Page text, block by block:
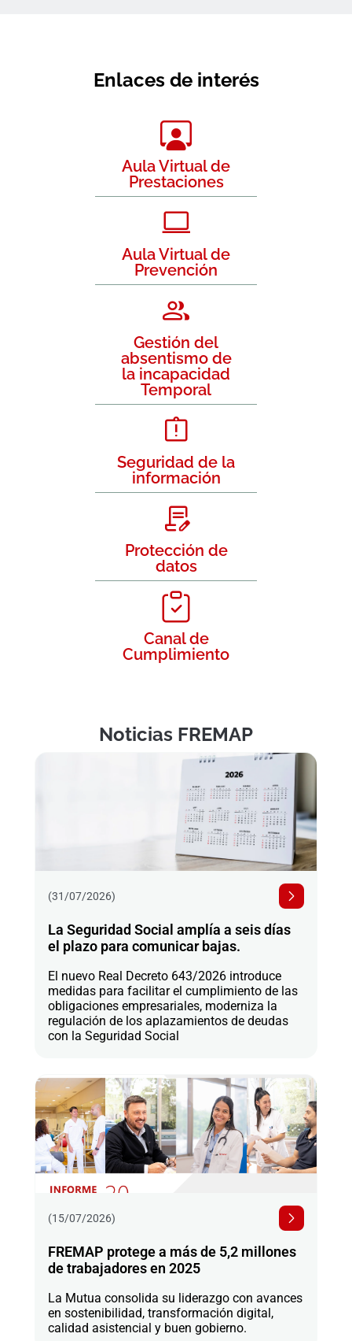
Enlaces de interés
Aula Virtual de
Prestaciones
Aula Virtual de
Prevención
Gestión del
absentismo de
la incapacidad
Temporal
Seguridad de la
información
Protección de
datos
Canal de
Cumplimiento
Noticias FREMAP
(31/07/2026)
La Seguridad Social amplía a seis días
el plazo para comunicar bajas.
El nuevo Real Decreto 643/2026 introduce
medidas para facilitar el cumplimiento de las
obligaciones empresariales, moderniza la
regulación de los aplazamientos de deudas
con la Seguridad Social
(15/07/2026)
FREMAP protege a más de 5,2 millones
de trabajadores en 2025
La Mutua consolida su liderazgo con avances
en sostenibilidad, transformación digital,
calidad asistencial y buen gobierno.